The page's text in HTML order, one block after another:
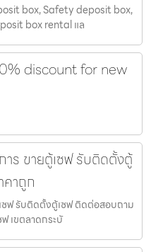
box, Safety deposit box,
box rental แล
discount for new
าร ขายตู้เซฟ รับติดตั้งตู้
าถูก
ซฟ รับติดตั้งตู้เซฟ ติดต่อสอบถาม
เขตลาดกระบั